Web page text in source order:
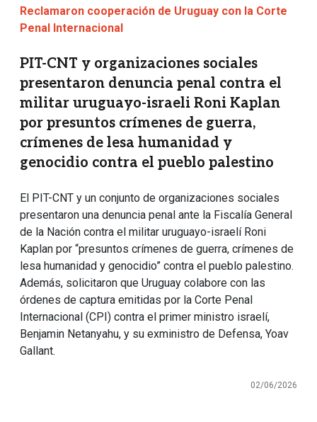
Reclamaron cooperación de Uruguay con la Corte
Penal Internacional
PIT-CNT y organizaciones sociales
presentaron denuncia penal contra el
militar uruguayo-israeli Roni Kaplan
por presuntos crímenes de guerra,
crímenes de lesa humanidad y
genocidio contra el pueblo palestino
El PIT-CNT y un conjunto de organizaciones sociales
presentaron una denuncia penal ante la Fiscalía General
de la Nación contra el militar uruguayo-israelí Roni
Kaplan por “presuntos crímenes de guerra, crímenes de
lesa humanidad y genocidio” contra el pueblo palestino.
Además, solicitaron que Uruguay colabore con las
órdenes de captura emitidas por la Corte Penal
Internacional (CPI) contra el primer ministro israelí,
Benjamin Netanyahu, y su exministro de Defensa, Yoav
Gallant.
02/06/2026